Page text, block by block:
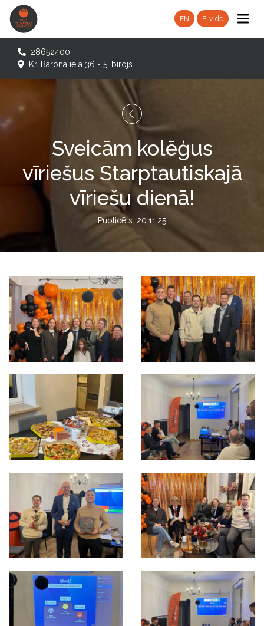
EN E-vide
28652400
Kr. Barona iela 36 - 5. birojs
Sveicām kolēģus
vīriešus Starptautiskajā
vīriešu dienā!
Publicēts: 20.11.25